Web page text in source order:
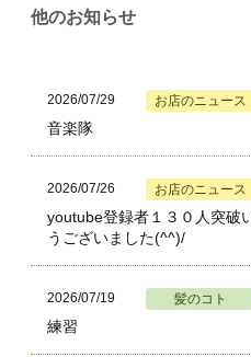
他のお知らせ
2026/07/29 お店のニュース
音楽隊
2026/07/26 お店のニュース
youtube登録者１３０人突破
うございました(^^)/
2026/07/19 髪のコト
練習